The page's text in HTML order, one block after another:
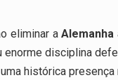
eliminar aAlemanha
enorme disciplina
histórica